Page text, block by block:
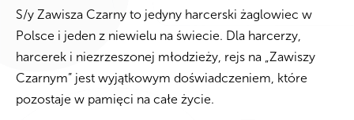
S/y Zawisza Czarny to jedyny harcerski żaglowiec w
Polsce i jeden z niewielu na świecie. Dla harcerzy,
harcerek i niezrzeszonej młodzieży, rejs na „Zawiszy
Czarnym” jest wyjątkowym doświadczeniem, które
pozostaje w pamięci na całe życie.